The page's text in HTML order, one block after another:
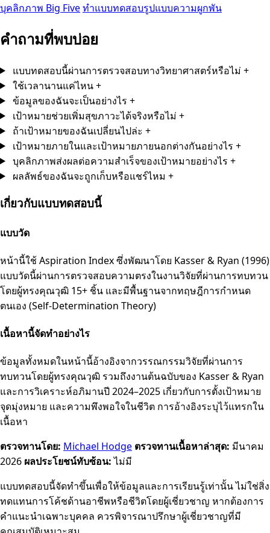
บุคลิกภาพ Big Fiveทำแบบทดสอบรูปแบบความผูกพัน
คำถามที่พบบ่อย
แบบทดสอบนี้ผ่านการตรวจสอบทางวิทยาศาสตร์หรือไม่ +
ใช้เวลานานแค่ไหน+
ข้อมูลของฉันจะเป็นอย่างไร +
เป้าหมายช่วยเพิ่มสุขภาวะได้จริงหรือไม่ +
ถ้าเป้าหมายของฉันเปลี่ยนไปล่ะ +
เป้าหมายภายในและเป้าหมายภายนอกต่างกันอย่างไร +
บุคลิกภาพส่งผลต่อความสำเร็จของเป้าหมายอย่างไร +
ผลลัพธ์ของฉันจะถูกเก็บหรือแชร์ไหม +
เกี่ยวกับแบบทดสอบนี้
แบบวัด
หน้านี้ใช้ Aspiration Index ซึ่งพัฒนาโดย Kasser & Ryan (1996)
แบบวัดนี้ผ่านการตรวจสอบความตรงในงานวิจัยที่ผ่านการทบทวน
โดยผู้ทรงคุณวุฒิ 15+ ชิ้น และมีพื้นฐานจากทฤษฎีการกำหนด
ตนเอง (Self-Determination Theory)
เนื้อหานี้จัดทำอย่างไร
ข้อมูลทั้งหมดในหน้านี้อ้างอิงจากวรรณกรรมวิจัยที่ผ่านการ
ทบทวนโดยผู้ทรงคุณวุฒิ รวมถึงงานต้นฉบับของ Kasser & Ryan
และการวิเคราะห์อภิมานปี 2024–2025 เกี่ยวกับการตั้งเป้าหมาย
จุดมุ่งหมาย และความพึงพอใจในชีวิต การอ้างอิงระบุไว้แทรกใน
เนื้อหา
ตรวจทานโดย: Michael Hodge ตรวจทานเนื้อหาล่าสุด: มีนาคม
2026 ผลประโยชน์ทับซ้อน:ไม่มี
แบบทดสอบนี้จัดทำขึ้นเพื่อให้ข้อมูลและการเรียนรู้เท่านั้น ไม่ใช่สิ่ง
ทดแทนการโค้ชด้านอาชีพหรือชีวิตโดยผู้เชี่ยวชาญ หากต้องการ
คำแนะนำเฉพาะบุคคล ควรพิจารณาปรึกษาผู้เชี่ยวชาญที่มี